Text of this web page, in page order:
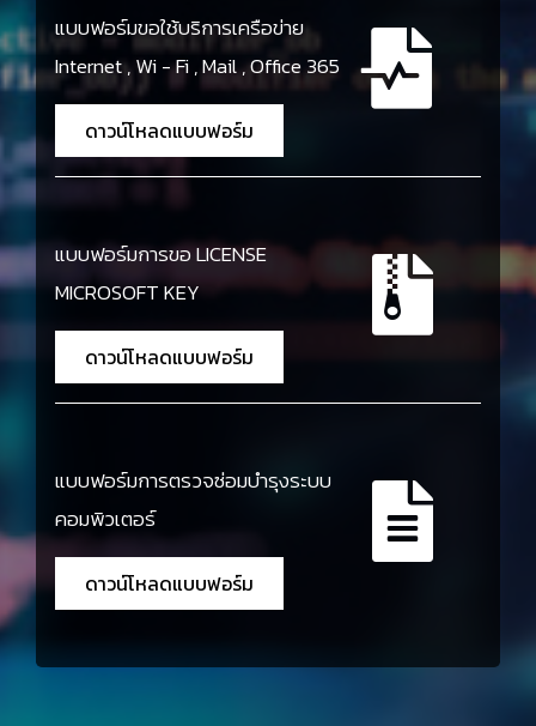
แบบฟอร์มขอใช้บริการเครือข่าย
Internet , Wi - Fi , Mail , Office 365
ดาวน์โหลดแบบฟอร์ม
แบบฟอร์มการขอ LICENSE
MICROSOFT KEY
ดาวน์โหลดแบบฟอร์ม
แบบฟอร์มการตรวจซ่อมบำรุงระบบ
คอมพิวเตอร์
ดาวน์โหลดแบบฟอร์ม